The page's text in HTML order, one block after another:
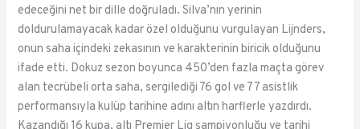
edeceğini net bir dille doğruladı. Silva’nın yerinin
doldurulamayacak kadar özel olduğunu vurgulayan Lijnders,
onun saha içindeki zekasının ve karakterinin biricik olduğunu
ifade etti. Dokuz sezon boyunca 450’den fazla maçta görev
alan tecrübeli orta saha, sergilediği 76 gol ve 77 asistlik
performansıyla kulüp tarihine adını altın harflerle yazdırdı.